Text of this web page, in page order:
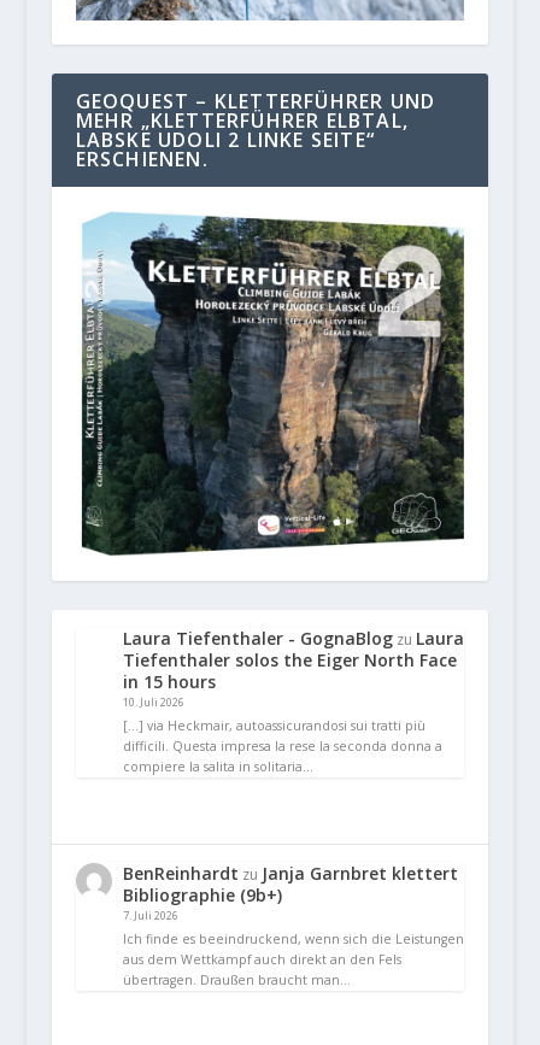
GEOQUEST – KLETTERFÜHRER UND
MEHR „KLETTERFÜHRER ELBTAL,
LABSKE UDOLI 2 LINKE SEITE“
ERSCHIENEN.
Laura Tiefenthaler - GognaBlogzu Laura
Tiefenthaler solos the Eiger North Face
in 15 hours
10. Juli 2026
[…] via Heckmair, autoassicurandosi sui tratti più
difficili. Questa impresa la rese la seconda donna a
compiere la salita in solitaria…
BenReinhardt zu Janja Garnbret klettert
Bibliographie (9b+)
7. Juli 2026
Ich finde es beeindruckend, wenn sich die Leistungen
aus dem Wettkampf auch direkt an den Fels
übertragen. Draußen braucht man…